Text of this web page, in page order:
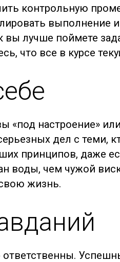
контрольную
выполнение
вы лучше поймете
что все в курсе
«под настроение»
дел с теми,
принципов, даже
воды, чем чужой
жизнь.